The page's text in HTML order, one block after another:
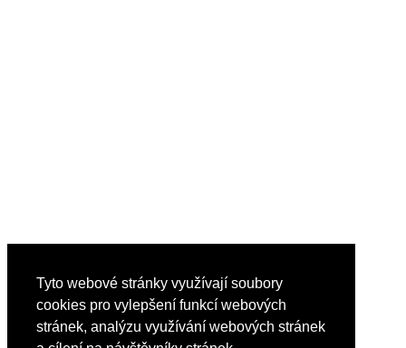
Tyto webové stránky využívají soubory
cookies pro vylepšení funkcí webových
stránek, analýzu využívání webových stránek